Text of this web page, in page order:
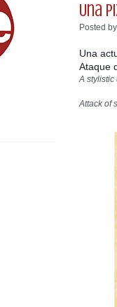
Una
Posted by
Una
Ataque
A stylistic
Attack of